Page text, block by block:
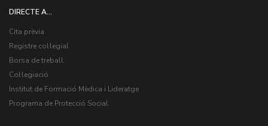
DIRECTE A...
Cita prèvia
Registre col·legial
Borsa de treball
Col·legiació
Institut de Formació Mèdica i Lideratge
Programa de Protecció Social